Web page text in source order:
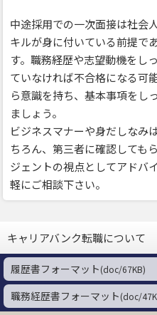
中途採用での一次面接は社会
キルが身に付いている前提で
す。職務経歴や志望動機をし
ていなければ不合格になる可
ら意識を持ち、基本事項をし
ましょう。
ビジネスマナーや身だしなみ
ちろん、第三者に確認しても
ジェントの視点としてアドバ
軽にご相談下さい。
キャリアバンク転職について
はじめての方へ
サービスのご案内
履歴書フォーマット(doc/67KB)
職務経歴書フォーマット(doc/